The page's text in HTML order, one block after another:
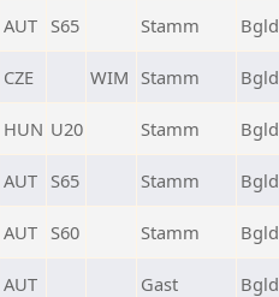
AUT S65 Stamm Bgld
CZE WIM Stamm Bgld
HUN U20 Stamm Bgld
AUT S65 Stamm Bgld
AUT S60 Stamm Bgld
AUT Gast Bgld